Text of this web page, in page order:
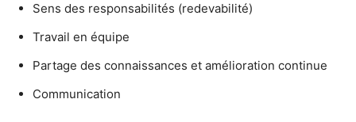
Sens des responsabilités (redevabilité)
Travail en équipe
Partage des connaissances et amélioration continue
Communication